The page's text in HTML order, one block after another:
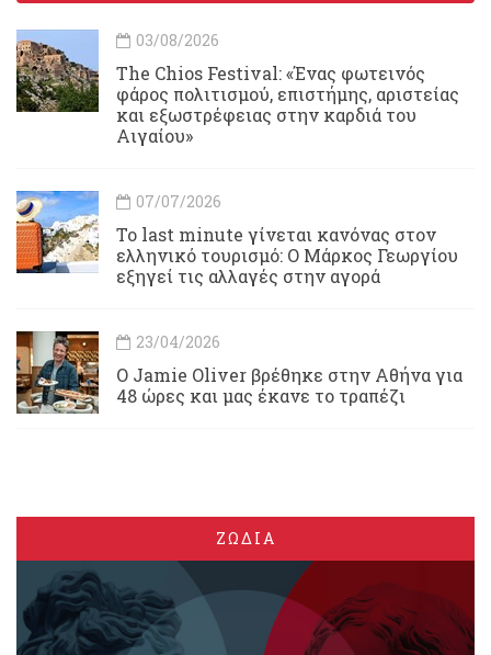
03/08/2026
Τhe Chios Festival: «Ένας φωτεινός
φάρος πολιτισμού, επιστήμης, αριστείας
και εξωστρέφειας στην καρδιά του
Αιγαίου»
07/07/2026
Το last minute γίνεται κανόνας στον
ελληνικό τουρισμό: Ο Μάρκος Γεωργίου
εξηγεί τις αλλαγές στην αγορά
23/04/2026
Ο Jamie Oliver βρέθηκε στην Αθήνα για
48 ώρες και μας έκανε το τραπέζι
ΖΩΔΙΑ